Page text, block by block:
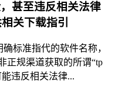
甚至违反相关法律
关下载指引
标准指代的软件名称，
正规渠道获取的所谓“tp
违反相关法律...